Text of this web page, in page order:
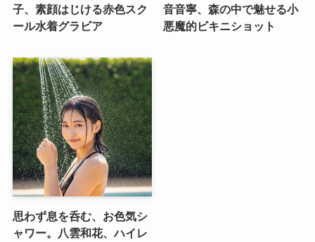
子、素顔はじける赤色スク
ール水着グラビア
音音寧、森の中で魅せる小
悪魔的ビキニショット
思わず息を呑む、お色気シ
ャワー。八雲和花、ハイレ